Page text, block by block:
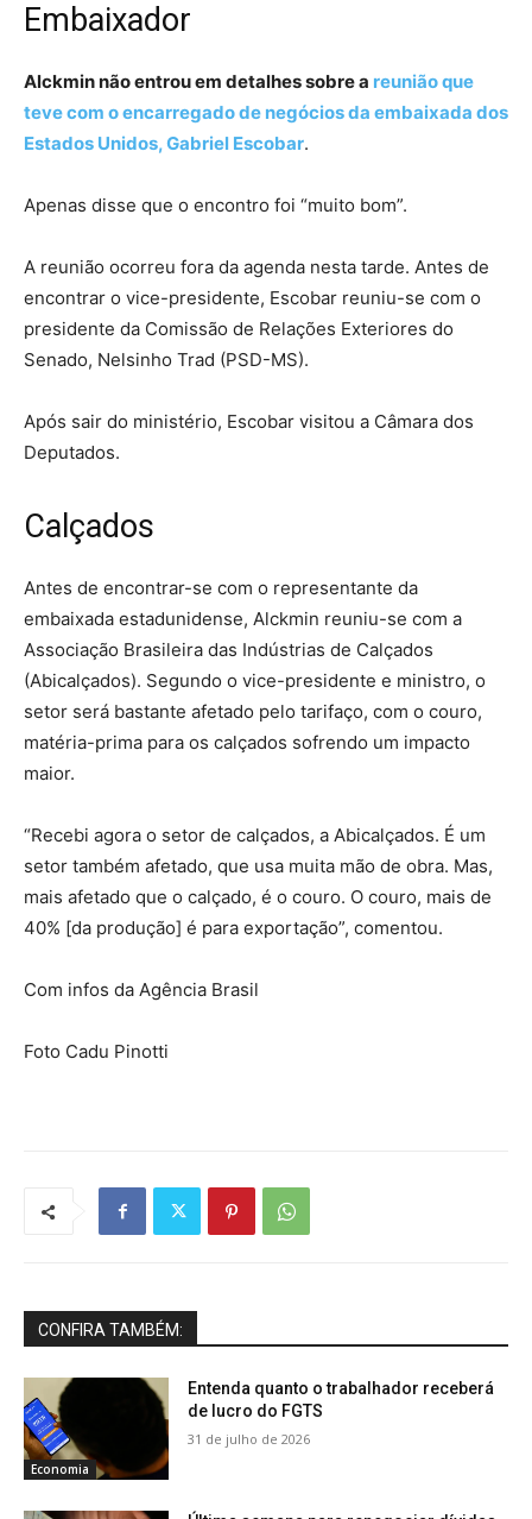
Embaixador
Alckmin não entrou em detalhes sobre a reunião que
teve com o encarregado de negócios da embaixada dos
Estados Unidos, Gabriel Escobar.
Apenas disse que o encontro foi “muito bom”.
A reunião ocorreu fora da agenda nesta tarde. Antes de
encontrar o vice-presidente, Escobar reuniu-se com o
presidente da Comissão de Relações Exteriores do
Senado, Nelsinho Trad (PSD-MS).
Após sair do ministério, Escobar visitou a Câmara dos
Deputados.
Calçados
Antes de encontrar-se com o representante da
embaixada estadunidense, Alckmin reuniu-se com a
Associação Brasileira das Indústrias de Calçados
(Abicalçados). Segundo o vice-presidente e ministro, o
setor será bastante afetado pelo tarifaço, com o couro,
matéria-prima para os calçados sofrendo um impacto
maior.
“Recebi agora o setor de calçados, a Abicalçados. É um
setor também afetado, que usa muita mão de obra. Mas,
mais afetado que o calçado, é o couro. O couro, mais de
40% [da produção] é para exportação”, comentou.
Com infos da Agência Brasil
Foto Cadu Pinotti
CONFIRA TAMBÉM:
Economia
Entenda quanto o trabalhador receberá
de lucro do FGTS
31 de julho de 2026